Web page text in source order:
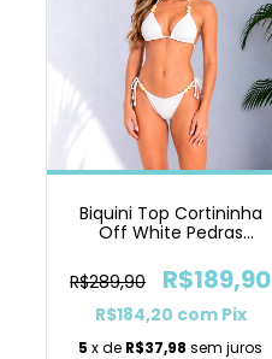
Biquini Top Cortininha
Off White Pedras
R$289,90
R$189,90
R$184,20 com Pix
5 x de R$37,98 sem juros